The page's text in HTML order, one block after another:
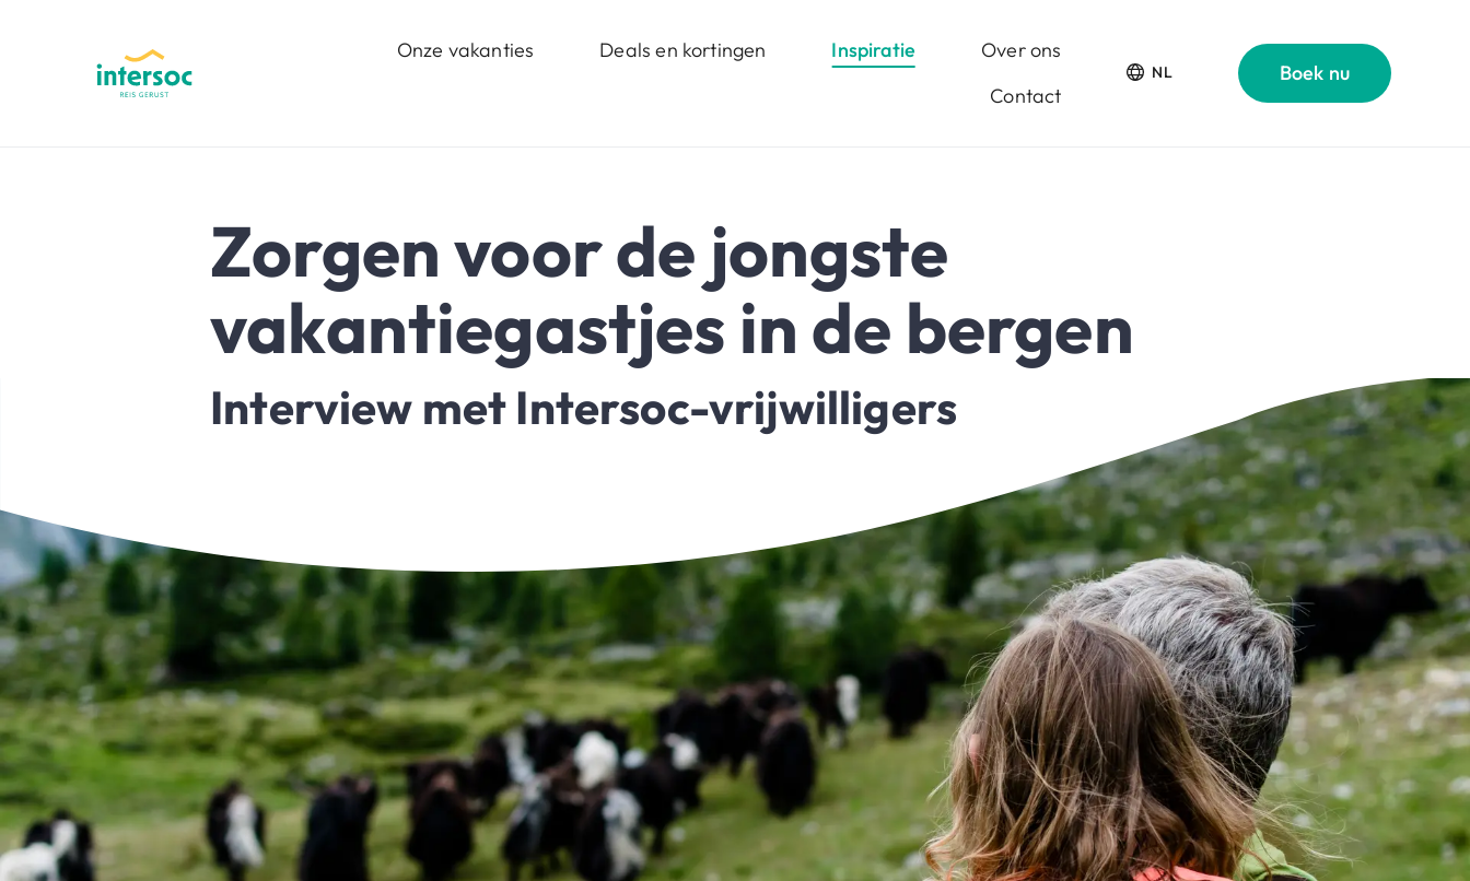
Onze vakanties Deals en kortingen Inspiratie
Over ons
Contact
NL Boek nu
Zorgen voor de jongste
vakantiegastjes in de bergen
Interview met Intersoc-vrijwilligers